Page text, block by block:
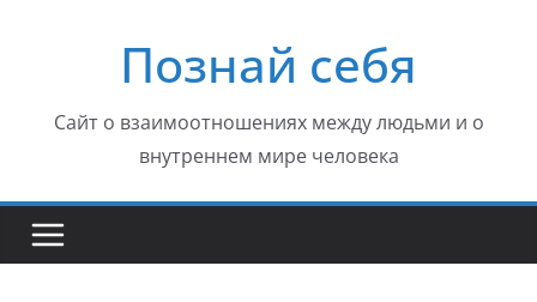
содержимомуПознай себя
Сайт о взаимоотношениях между людьми и о
внутреннем мире человека